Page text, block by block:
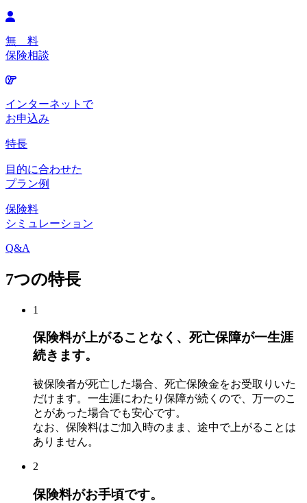
無 料
保険相談
インターネットで
お申込み
特長
目的に合わせた
プラン例
保険料
シミュレーション
Q&A
7つの特長
1
保険料が上がることなく、死亡保障が一生涯
続きます。
被保険者が死亡した場合、死亡保険金をお受取りいた
だけます。 一生涯にわたり保障が続くので、万一のこ
とがあった場合でも安心です。
なお、保険料はご加入時のまま、途中で上がることは
ありません。
2
保険料がお手頃です。